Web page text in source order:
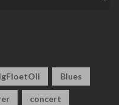
Blues
concert